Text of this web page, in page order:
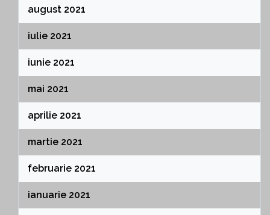
august 2021
iulie 2021
iunie 2021
mai 2021
aprilie 2021
martie 2021
februarie 2021
ianuarie 2021